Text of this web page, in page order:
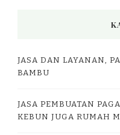
JASA DAN LAYANAN,
BAMBU
JASA PEMBUATAN
KEBUN JUGA RUMAH